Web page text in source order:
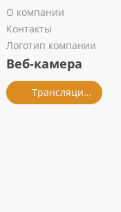
О компании
Контакты
Логотип компании
Веб-камера
Трансляция из салона